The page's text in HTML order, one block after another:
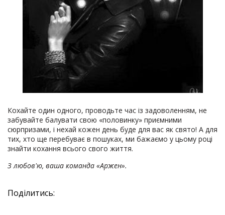
Кохайте один одного, проводьте час із задоволенням, не
забувайте балувати свою «половинку» приємними
сюрпризами, і нехай кожен день буде для вас як свято! А для
тих, хто ще перебуває в пошуках, ми бажаємо у цьому році
знайти кохання всього свого життя.
З любов'ю, ваша команда «Аржен».
Поділитись: